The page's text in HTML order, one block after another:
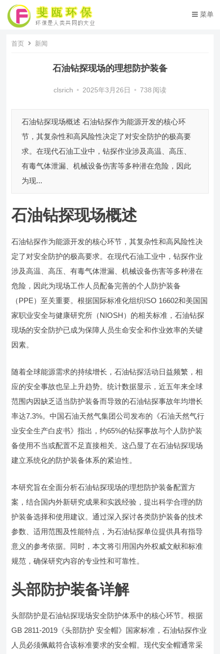
菜单
首页 新闻
石油钻探现场的理想防护装备
clsrich • 2025年3月26日 • 738 阅读
石油钻探现场概述 石油钻探作为能源开发的核心环
节，其复杂性和高风险性决定了对安全防护的极高要
求。在现代石油工业中，钻探作业涉及高温、高压、
有毒气体泄漏、机械设备伤害等多种潜在危险，因此
为现...
石油钻探现场概述
石油钻探作为能源开发的核心环节，其复杂性和高风险性决
定了对安全防护的极高要求。在现代石油工业中，钻探作业
涉及高温、高压、有毒气体泄漏、机械设备伤害等多种潜在
危险，因此为现场工作人员配备完善的个人防护装备
（PPE）至关重要。根据国际标准化组织ISO 16602和美国国
家职业安全与健康研究所（NIOSH）的相关标准，石油钻探
现场的安全防护已成为保障人员生命安全和作业效率的关键
因素。
随着全球能源需求的持续增长，石油钻探活动日益频繁，相
应的安全事故也呈上升趋势。统计数据显示，近五年来全球
范围内因缺乏适当防护装备而导致的石油钻探事故年均增长
率达7.3%。中国石油天然气集团公司发布的《石油天然气行
业安全生产白皮书》指出，约65%的钻探事故与个人防护装
备使用不当或配置不足直接相关。这凸显了在石油钻探现场
建立系统化的防护装备体系的紧迫性。
本研究旨在全面分析石油钻探现场的理想防护装备配置方
案，结合国内外新研究成果和实践经验，提出科学合理的防
护装备选择和使用建议。通过深入探讨各类防护装备的技术
参数、适用范围及性能特点，为石油钻探单位提供具有指导
意义的参考依据。同时，本文将引用国内外权威文献和标准
规范，确保研究内容的专业性和可靠性。
头部防护装备详解
头部防护是石油钻探现场安全防护体系中的核心环节。根据
GB 2811-2019《头部防护 安全帽》国家标准，石油钻探作业
人员必须佩戴符合该标准要求的安全帽。现代安全帽通常采